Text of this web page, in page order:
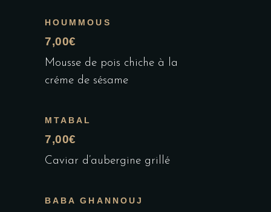
HOUMMOUS
7,00€
Mousse de pois chiche à la
créme de sésame
MTABAL
7,00€
Caviar d’aubergine grillé
BABA GHANNOUJ